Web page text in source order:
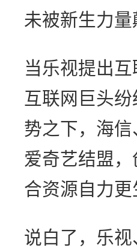
未被新生力量
当乐视提出
互联网巨头
势之下，海
爱奇艺结盟
合资源自力
说白了，乐